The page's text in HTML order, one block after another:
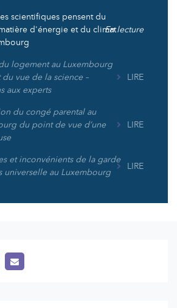
scientifiques pensent du
d'énergie et du climatEn lecture
logement au Luxembourg
vue de la science –
aux experts
LIRE
du congé parental au
du point de vue d’une
LIRE
et inconvénients de la garde
universelle au Luxembourg
LIRE